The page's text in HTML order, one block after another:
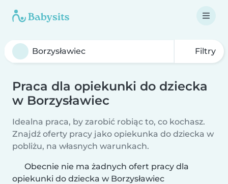
Filtry
Praca dla opiekunki do dziecka
w Borzysławiec
Idealna praca, by zarobić robiąc to, co kochasz.
Znajdź oferty pracy jako opiekunka do dziecka w
pobliżu, na własnych warunkach.
Obecnie nie ma żadnych ofert pracy dla
opiekunki do dziecka w Borzysławiec